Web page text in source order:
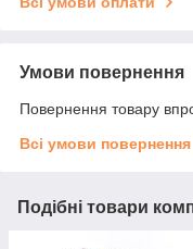
Умови повернення
Повернення товару
Всі умови повернення
Подібні товари